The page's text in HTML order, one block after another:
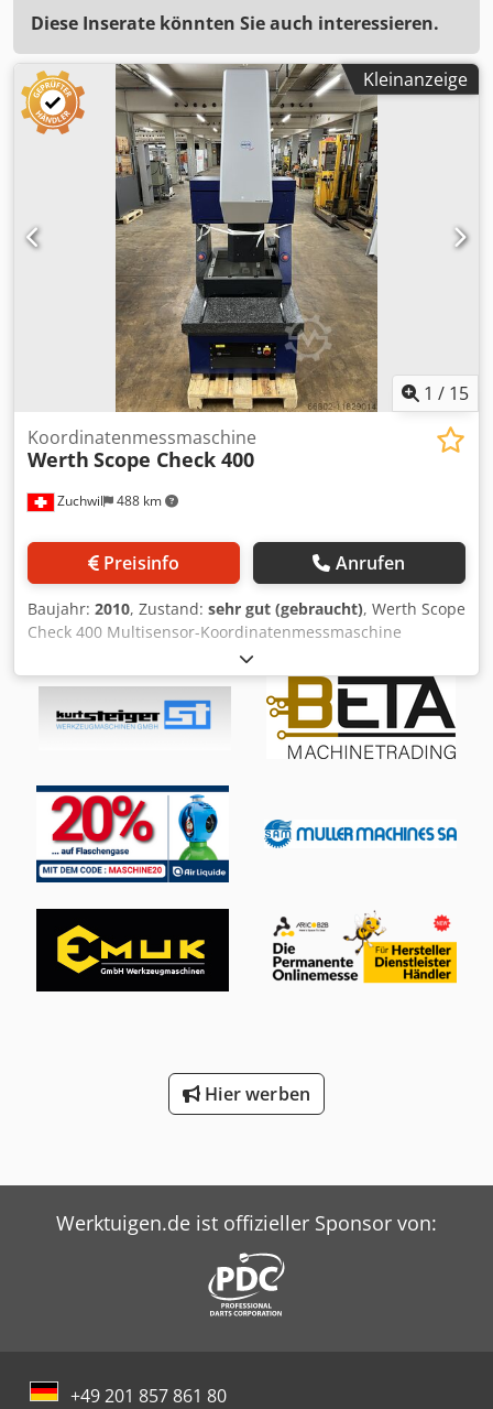
Diese Inserate könnten Sie auch interessieren.
Kleinanzeige
1 / 15
Zuchwil 488 km
Koordinatenmessmaschine
Werth Scope Check 400
Preisinfo Anrufen
Baujahr: 2010, Zustand: sehr gut (gebraucht), Werth Scope
Check 400 Multisensor-Koordinatenmessmaschine
Baujahr: 2010 X-Achse: 400 mm Chedpfjnk U E Ajx Agfea Y-
Achse: 200 mm Z-Achse: 200 mm Max. Messstückgewicht:
20 kg Max. Messstückhöhe: 200 mm Für die Richtigkeit,
Vollständigkeit und Aktualität der Angaben wird keine
Hier werben
Werktuigen.de ist offizieller Sponsor von:
+49 201 857 861 80